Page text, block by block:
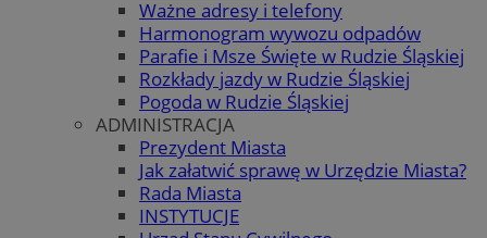
Ważne adresy i telefony
Harmonogram wywozu odpadów
Parafie i Msze Święte w Rudzie Śląskiej
Rozkłady jazdy w Rudzie Śląskiej
Pogoda w Rudzie Śląskiej
ADMINISTRACJA
Prezydent Miasta
Jak załatwić sprawę w Urzędzie Miasta?
Rada Miasta
INSTYTUCJE